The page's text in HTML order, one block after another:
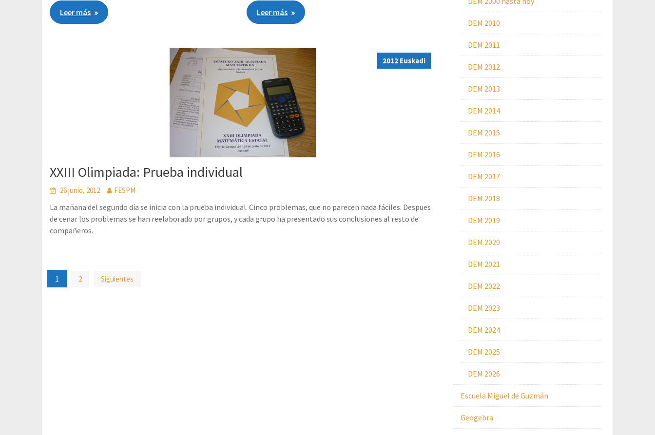
Leer más Leer más
2012 Euskadi
XXIII Olimpiada: Prueba individual
26 junio, 2012 FESPM
La mañana del segundo día se inicia con la prueba individual. Cinco problemas, que no parecen nada fáciles. Despues
de cenar los problemas se han reelaborado por grupos, y cada grupo ha presentado sus conclusiones al resto de
compañeros.
Paginación
de
1 2 Siguientes
DEM 2010
DEM 2011
DEM 2012
DEM 2013
DEM 2014
DEM 2015
DEM 2016
DEM 2017
DEM 2018
DEM 2019
DEM 2020
DEM 2021
DEM 2022
DEM 2023
DEM 2024
DEM 2025
DEM 2026
Escuela Miguel de Guzmán
Geogebra